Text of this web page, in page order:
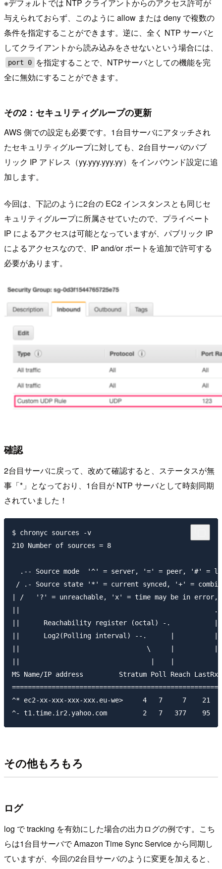
※デフォルトでは NTP クライアントからのアクセス許可が
与えられておらず、このように allow または deny で複数の
条件を指定することができます。逆に、全く NTP サーバと
してクライアントから読み込みをさせないという場合には、
port 0
を指定することで、NTPサーバとしての機能を完
全に無効にすることができます。
その2：セキュリティグループの更新
AWS 側での設定も必要です。1台目サーバにアタッチされ
たセキュリティグループに対しても、2台目サーバのパブ
リック IP アドレス（yy.yyy.yyy.yy）をインバウンド設定に追
加します。
今回は、下記のように2台の EC2 インスタンスとも同じセ
キュリティグループに所属させていたので、プライベート
IP によるアクセスは可能となっていますが、パブリック IP
によるアクセスなので、IP and/or ポートを追加で許可する
必要があります。
確認
2台目サーバに戻って、改めて確認すると、ステータスが無
事「*」となっており、1台目が NTP サーバとして時刻同期
されていました！
$ chronyc sources -v
210 Number of sources = 8
.-- Source mode  '^' = server, '=' = peer, '#' =
/ .- Source state '*' = current synced, '+' =
| /   '?' = unreachable, 'x' = time may be in
||                                                 .-
||      Reachability register (octal) -.           |
||      Log2(Polling interval) --.      |          |
||                                \     |          |
MS Name/IP address         Stratum Poll
^* ec2-xx-xxx-xxx-xxx.eu-we>     4   7     7    21
その他もろもろ
ログ
log で tracking を有効にした場合の出力ログの例です。こち
らは1台目サーバで Amazon Time Sync Service から同期し
ていますが、今回の2台目サーバのように変更を加えると、